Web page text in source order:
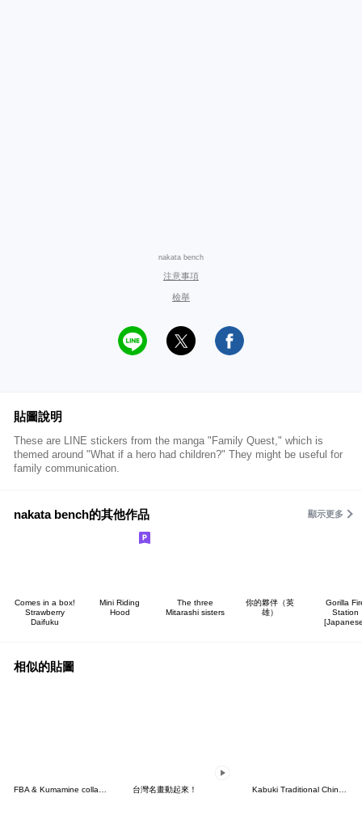
nakata bench
注意事項
檢舉
貼圖說明
These are LINE stickers from the manga "Family Quest," which is
themed around "What if a hero had children?" They might be useful for
family communication.
nakata bench的其他作品 顯示更多
Comes in a box!
Strawberry
Daifuku
Mini Riding
Hood
The three
Mitarashi sisters
你的夥伴（英
雄）
Gorilla
Station
相似的貼圖
FBA & Kumamine collab Sticker 台灣名畫動起來！ Kabuki Traditional Chinese 2